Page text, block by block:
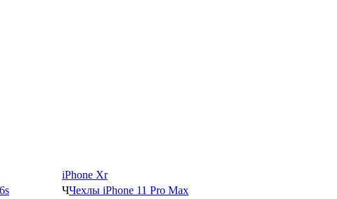
iPhone Xr
ЧЧехлы iPhone 11 Pro Max